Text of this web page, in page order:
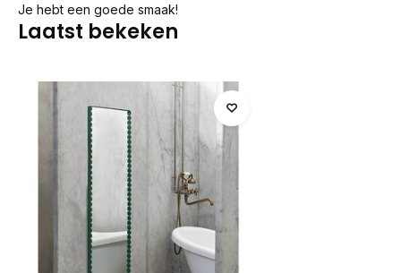
Je hebt een goede smaak!
Laatst bekeken